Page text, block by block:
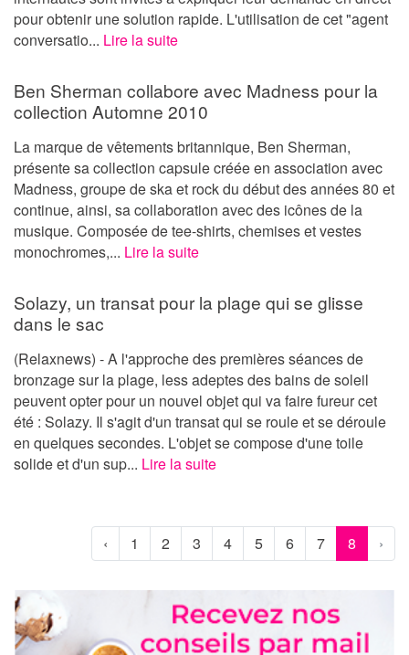
pour obtenir une solution rapide. L'utilisation de cet "agent
conversatio... Lire la suite
Ben Sherman collabore avec Madness pour la
collection Automne 2010
La marque de vêtements britannique, Ben Sherman,
présente sa collection capsule créée en association avec
Madness, groupe de ska et rock du début des années 80 et
continue, ainsi, sa collaboration avec des icônes de la
musique. Composée de tee-shirts, chemises et vestes
monochromes,... Lire la suite
Solazy, un transat pour la plage qui se glisse
dans le sac
(Relaxnews) - A l'approche des premières séances de
bronzage sur la plage, less adeptes des bains de soleil
peuvent opter pour un nouvel objet qui va faire fureur cet
été : Solazy. Il s'agit d'un transat qui se roule et se déroule
en quelques secondes. L'objet se compose d'une toile
solide et d'un sup... Lire la suite
‹ 1 2 3 4 5 6 7 8 ›